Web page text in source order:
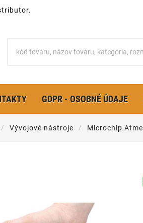
GDPR - OSOBNÉ ÚDAJE
Vývojové nástroje Microchip Atmel